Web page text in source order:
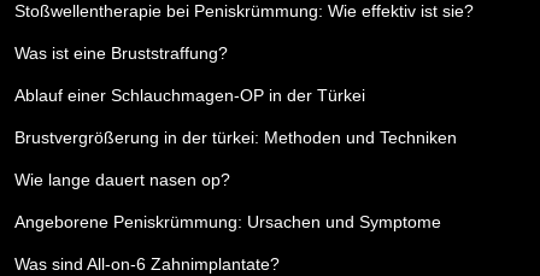
Stoßwellentherapie bei Peniskrümmung: Wie effektiv ist sie?
Was ist eine Bruststraffung?
Ablauf einer Schlauchmagen-OP in der Türkei
Brustvergrößerung in der türkei: Methoden und Techniken
Wie lange dauert nasen op?
Angeborene Peniskrümmung: Ursachen und Symptome
Was sind All-on-6 Zahnimplantate?